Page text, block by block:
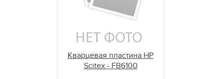
Кварцевая пластина HP
Scitex - FB6100